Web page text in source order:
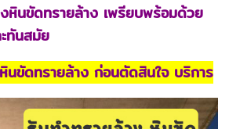
งหินขัดทรายล้าง เพรียบพร้อมด้วย
ทันสมัย
นขัดทรายล้าง ก่อนตัดสินใจ บริการ